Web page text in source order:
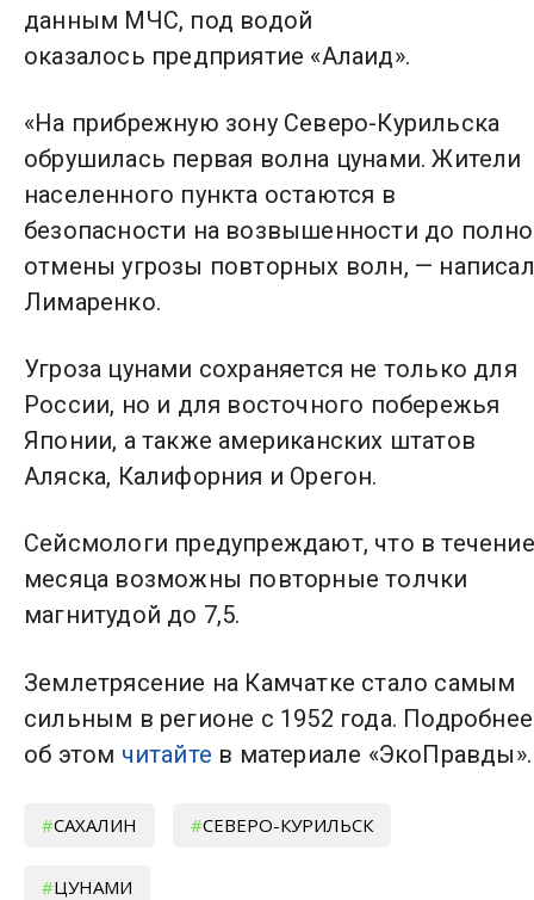
данным МЧС, под водой
оказалось предприятие «Алаид».
«На прибрежную зону Северо-Курильска
обрушилась первая волна цунами. Жители
населенного пункта остаются в
безопасности на возвышенности до
отмены угрозы повторных волн, — написал
Лимаренко.
Угроза цунами сохраняется не только для
России, но и для восточного побережья
Японии, а также американских штатов
Аляска, Калифорния и Орегон.
Сейсмологи предупреждают, что в течение
месяца возможны повторные толчки
магнитудой до 7,5.
Землетрясение на Камчатке стало самым
сильным в регионе с 1952 года. Подробнее
об этом читайте в материале «ЭкоПравды».
САХАЛИН СЕВЕРО-КУРИЛЬСК
ЦУНАМИ